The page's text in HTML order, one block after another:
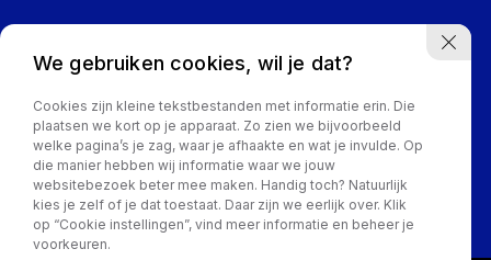
Privacy Policy
We gebruiken cookies, wil je dat?
Cookies zijn kleine tekstbestanden met informatie erin. Die
plaatsen we kort op je apparaat. Zo zien we bijvoorbeeld
welke pagina’s je zag, waar je afhaakte en wat je invulde. Op
die manier hebben wij informatie waar we jouw
websitebezoek beter mee maken. Handig toch? Natuurlijk
kies je zelf of je dat toestaat. Daar zijn we eerlijk over. Klik
op “Cookie instellingen”, vind meer informatie en beheer je
voorkeuren.